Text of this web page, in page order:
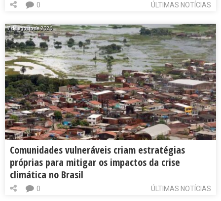
ÚLTIMAS NOTÍCIAS
0
7 de agosto de 2026
Comunidades vulneráveis criam estratégias
próprias para mitigar os impactos da crise
climática no Brasil
ÚLTIMAS NOTÍCIAS
0